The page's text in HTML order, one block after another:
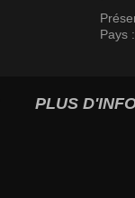
Pays :
PLUS